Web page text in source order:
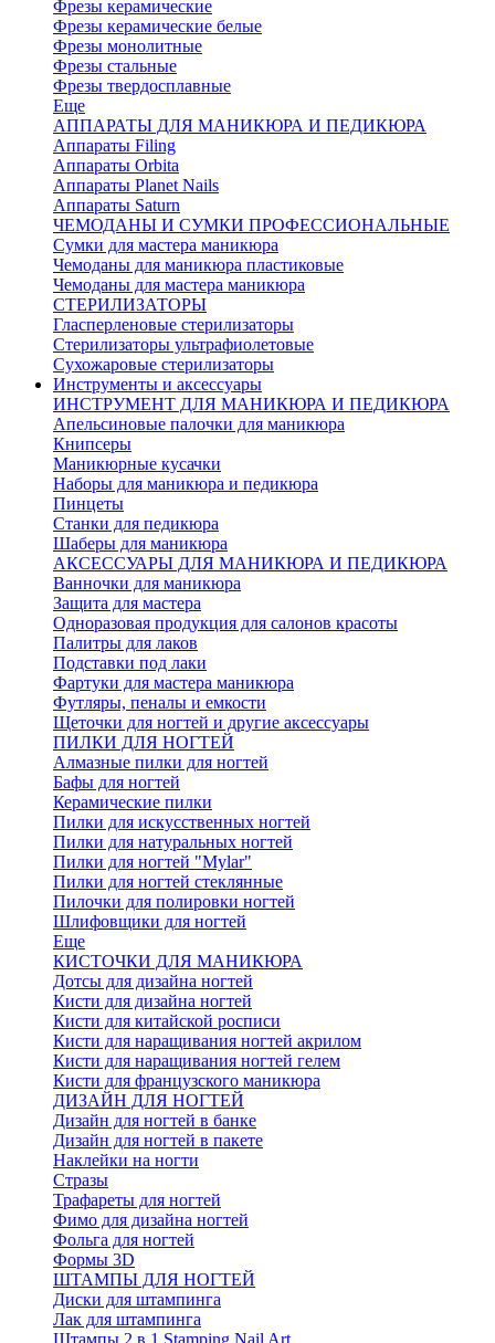
Фрезы керамические
Фрезы керамические белые
Фрезы монолитные
Фрезы стальные
Фрезы твердосплавные
Еще
АППАРАТЫ ДЛЯ МАНИКЮРА И ПЕДИКЮРА
Аппараты Filing
Аппараты Orbita
Аппараты Planet Nails
Аппараты Saturn
ЧЕМОДАНЫ И СУМКИ ПРОФЕССИОНАЛЬНЫЕ
Сумки для мастера маникюра
Чемоданы для маникюра пластиковые
Чемоданы для мастера маникюра
СТЕРИЛИЗАТОРЫ
Гласперленовые стерилизаторы
Стерилизаторы ультрафиолетовые
Сухожаровые стерилизаторы
Инструменты и аксессуары
ИНСТРУМЕНТ ДЛЯ МАНИКЮРА И ПЕДИКЮРА
Апельсиновые палочки для маникюра
Книпсеры
Маникюрные кусачки
Наборы для маникюра и педикюра
Пинцеты
Станки для педикюра
Шаберы для маникюра
АКСЕССУАРЫ ДЛЯ МАНИКЮРА И ПЕДИКЮРА
Ванночки для маникюра
Защита для мастера
Одноразовая продукция для салонов красоты
Палитры для лаков
Подставки под лаки
Фартуки для мастера маникюра
Футляры, пеналы и емкости
Щеточки для ногтей и другие аксессуары
ПИЛКИ ДЛЯ НОГТЕЙ
Алмазные пилки для ногтей
Бафы для ногтей
Керамические пилки
Пилки для искусственных ногтей
Пилки для натуральных ногтей
Пилки для ногтей "Mylar"
Пилки для ногтей стеклянные
Пилочки для полировки ногтей
Шлифовщики для ногтей
Еще
КИСТОЧКИ ДЛЯ МАНИКЮРА
Дотсы для дизайна ногтей
Кисти для дизайна ногтей
Кисти для китайской росписи
Кисти для наращивания ногтей акрилом
Кисти для наращивания ногтей гелем
Кисти для французского маникюра
ДИЗАЙН ДЛЯ НОГТЕЙ
Дизайн для ногтей в банке
Дизайн для ногтей в пакете
Наклейки на ногти
Стразы
Трафареты для ногтей
Фимо для дизайна ногтей
Фольга для ногтей
Формы 3D
ШТАМПЫ ДЛЯ НОГТЕЙ
Диски для штампинга
Лак для штампинга
Штампы 2 в 1 Stamping Nail Art